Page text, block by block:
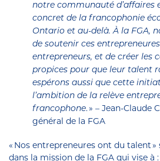
notre communauté d’affaires
concret de la francophonie é
Ontario et au-delà. À la FGA,
de soutenir ces
entrepreneurs, et de créer les
propices pour que leur talent
espérons aussi que cette
l’ambition de la relève
francophone. » – Jean-Claude
général de la FGA
« Nos entrepreneures ont du talent
dans la mission de la FGA qui vise à :